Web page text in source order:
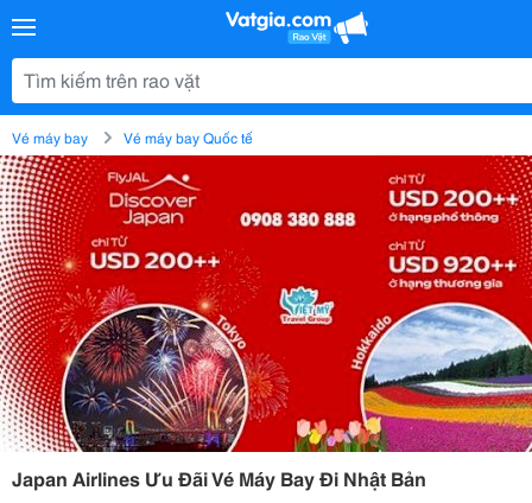
Vé máy bay Vé máy bay Quốc tế
Japan Airlines Ưu Đãi Vé Máy Bay Đi Nhật Bản